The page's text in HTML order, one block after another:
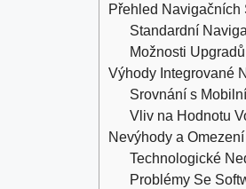
Přehled Navigačních
Standardní
Možnosti
Výhody Integrované
Srovnání s
Vliv na Hodnotu
Nevýhody a Omezení
Technologické
Problémy Se